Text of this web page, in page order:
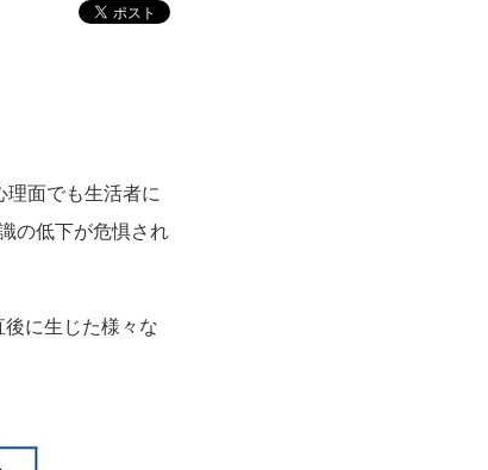
面でも生活者に
の低下が危惧され
に生じた様々な